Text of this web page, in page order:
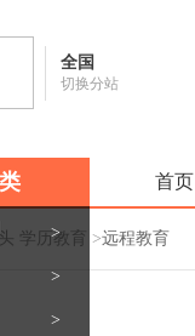
全国
切换分站
>
>
>
首页
学历教育 >远程教育